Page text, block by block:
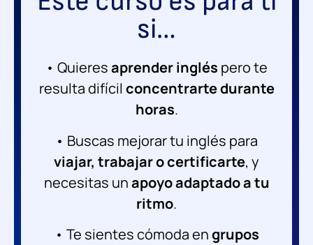
si…
• Quieresaprender inglés pero te
resulta difícil concentrarte durante
horas.
• Buscas mejorar tu inglés para
viajar, trabajar o certificarte, y
necesitas unapoyo adaptado a tu
ritmo.
• Te sientes cómoda engrupos